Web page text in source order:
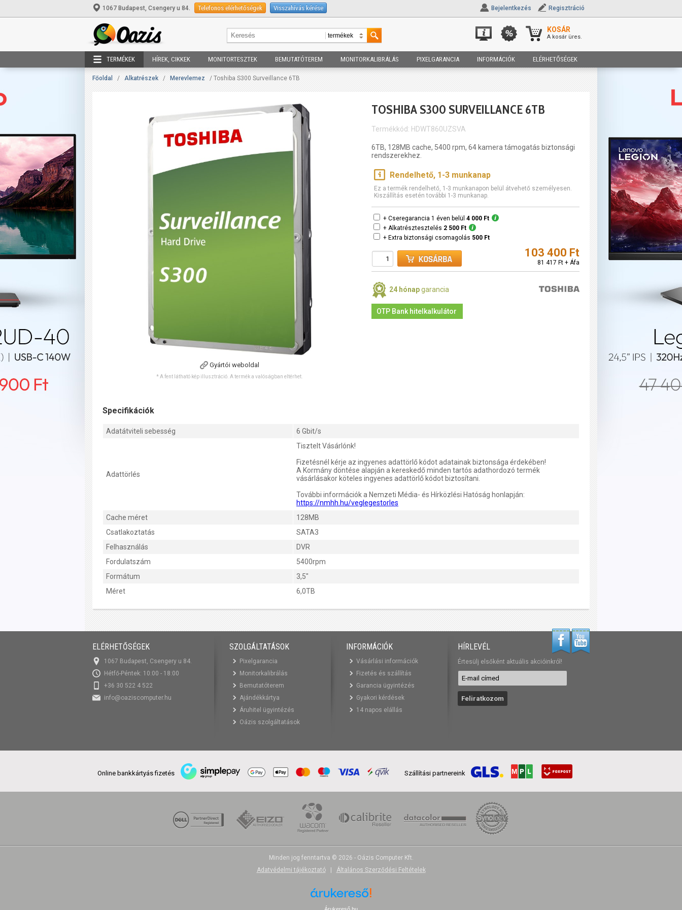
1067 Budapest, Csengery u 84. Telefonos elérhetőségek Visszahívás kérése Bejelentkezés Regisztráció
KOSÁR
A kosár üres.
TERMÉKEK HÍREK, CIKKEK MONITORTESZTEK BEMUTATÓTEREM MONITORKALIBRÁLÁS PIXELGARANCIA INFORMÁCIÓK ELÉRHETŐSÉGEK
Főoldal / Alkatrészek / Merevlemez / Toshiba S300 Surveillance 6TB
Gyártói weboldal
* A fent látható kép illusztráció. A termék a valóságban eltérhet.
TOSHIBA S300 SURVEILLANCE 6TB
Termékkód: HDWT860UZSVA
6TB, 128MB cache, 5400 rpm, 64 kamera támogatás biztonsági
rendszerekhez.
Rendelhető, 1-3 munkanap
Ez a termék rendelhető, 1-3 munkanapon belül átvehető személyesen.
Kiszállítás esetén további 1-3 munkanap.
+ Cseregarancia 1 éven belül 4 000 Ft
+ Alkatrésztesztelés 2 500 Ft
+ Extra biztonsági csomagolás 500 Ft
103 400 Ft
81 417 Ft + Áfa
24 hónapgarancia
OTP Bank hitelkalkulátor
Specifikációk
Adatátviteli sebesség 6 Gbit/s
Adattörlés
Tisztelt Vásárlónk!
Fizetésnél kérje az ingyenes adattörlő kódot adatainak biztonsága érdekében!
A Kormány döntése alapján a kereskedő minden tartós adathordozó termék
vásárlásakor köteles ingyenes adattörlő kódot biztosítani.
További információk a Nemzeti Média- és Hírközlési Hatóság honlapján:
https://nmhh.hu/veglegestorles
Cache méret
128MB
Csatlakoztatás
SATA3
Felhasználás
DVR
Fordulatszám
5400rpm
Formátum
3,5"
Méret
6,0TB
ELÉRHETŐSÉGEK
1067 Budapest, Csengery u 84.
Hétfő-Péntek: 10:00 - 18:00
+36 30 522 4 522
info@oaziscomputer.hu
SZOLGÁLTATÁSOK
Pixelgarancia
Monitorkalibrálás
Bemutatóterem
Ajándékkártya
Áruhitel ügyintézés
Oázis szolgáltatások
INFORMÁCIÓK
Vásárlási információk
Fizetés és szállítás
Garancia ügyintézés
Gyakori kérdések
14 napos elállás
HÍRLEVÉL
Értesülj elsőként aktuális akcióinkról!
Online bankkártyás fizetés Szállítási partnereink
Minden jog fenntartva © 2026 - Oázis Computer Kft.
Adatvédelmi tájékoztató
Általános Szerződési Feltételek